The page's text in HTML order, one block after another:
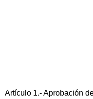
Artículo 1.- Aprobación